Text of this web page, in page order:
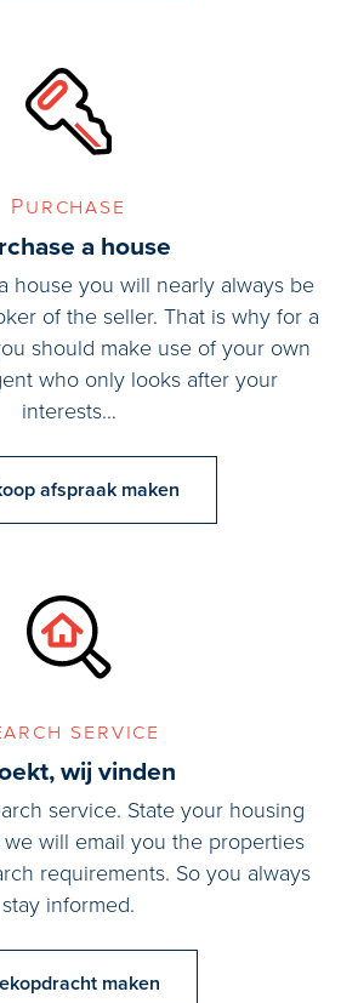
Purchase
a house
house you will nearly always be
of the seller. That is why for a
should make use of your own
who only looks after your
interests…
afspraak maken
service
wij vinden
service. State your housing
will email you the properties
requirements. So you always
stay informed.
maken